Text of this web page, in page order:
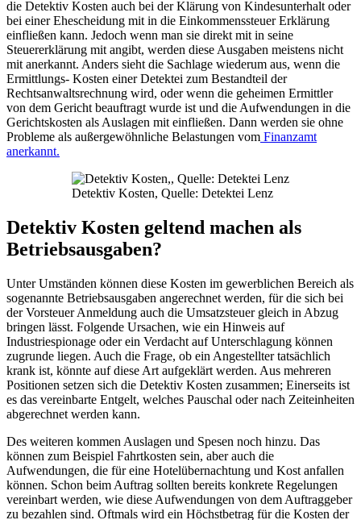
die Detektiv Kosten auch bei der Klärung von Kindesunterhalt oder
bei einer Ehescheidung mit in die Einkommenssteuer Erklärung
einfließen kann. Jedoch wenn man sie direkt mit in seine
Steuererklärung mit angibt, werden diese Ausgaben meistens nicht
mit anerkannt. Anders sieht die Sachlage wiederum aus, wenn die
Ermittlungs- Kosten einer Detektei zum Bestandteil der
Rechtsanwaltsrechnung wird, oder wenn die geheimen Ermittler
von dem Gericht beauftragt wurde ist und die Aufwendungen in die
Gerichtskosten als Auslagen mit einfließen. Dann werden sie ohne
Probleme als außergewöhnliche Belastungen vom Finanzamt
anerkannt.
Detektiv Kosten, Quelle: Detektei Lenz
Detektiv Kosten geltend machen als
Betriebsausgaben?
Unter Umständen können diese Kosten im gewerblichen Bereich als
sogenannte Betriebsausgaben angerechnet werden, für die sich bei
der Vorsteuer Anmeldung auch die Umsatzsteuer gleich in Abzug
bringen lässt. Folgende Ursachen, wie ein Hinweis auf
Industriespionage oder ein Verdacht auf Unterschlagung können
zugrunde liegen. Auch die Frage, ob ein Angestellter tatsächlich
krank ist, könnte auf diese Art aufgeklärt werden. Aus mehreren
Positionen setzen sich die Detektiv Kosten zusammen; Einerseits ist
es das vereinbarte Entgelt, welches Pauschal oder nach Zeiteinheiten
abgerechnet werden kann.
Des weiteren kommen Auslagen und Spesen noch hinzu. Das
können zum Beispiel Fahrtkosten sein, aber auch die
Aufwendungen, die für eine Hotelübernachtung und Kost anfallen
können. Schon beim Auftrag sollten bereits konkrete Regelungen
vereinbart werden, wie diese Aufwendungen von dem Auftraggeber
zu bezahlen sind. Oftmals wird ein Höchstbetrag für die Kosten der